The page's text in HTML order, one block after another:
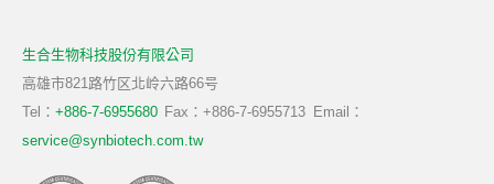
生合生物科技股份有限公司
高雄市821路竹区北岭六路66号
Tel： +886-7-6955680 Fax：+886-7-6955713 Email：
service@synbiotech.com.tw